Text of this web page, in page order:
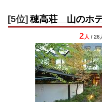
[5位] 穂高荘 山のホ
2 人 / 26